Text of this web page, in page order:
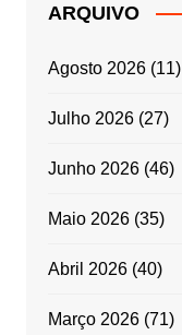
ARQUIVO
Agosto 2026(11)
Julho 2026(27)
Junho 2026(46)
Maio 2026(35)
Abril 2026(40)
Março 2026(71)